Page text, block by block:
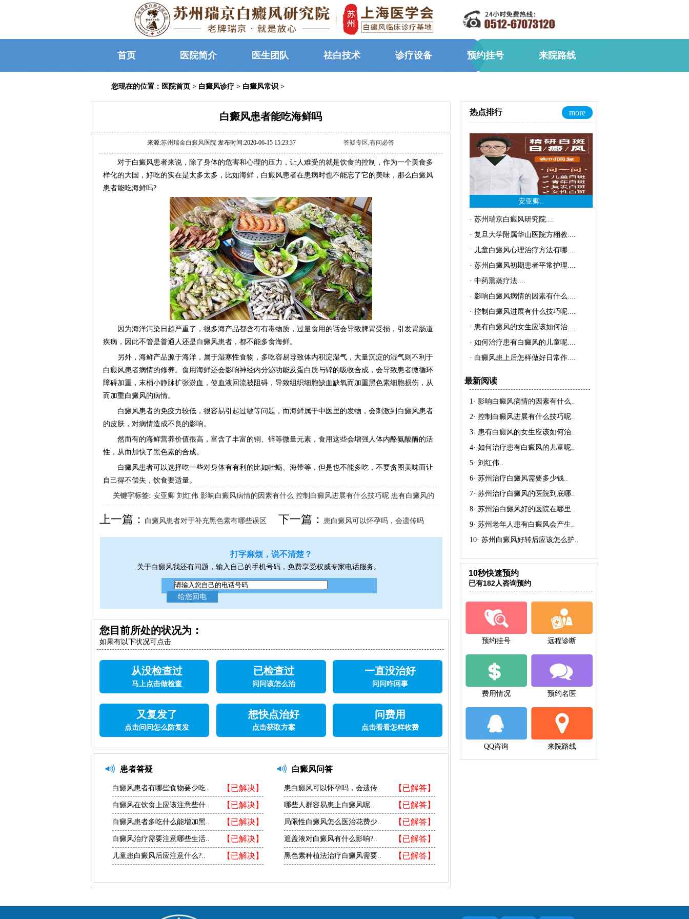
首页 医院简介 医生团队 祛白技术 诊疗设备 预约挂号 来院路线
您现在的位置： 医院首页 > 白癜风诊疗 > 白癜风常识 >
白癜风患者能吃海鲜吗
来源:苏州瑞金白癜风医院 发布时间:2020-06-15 15:23:37 答疑专区,有问必答
对于白癜风患者来说，除了身体的危害和心理的压力，让人难受的就是饮食的控制，作为一个美食多
样化的大国，好吃的实在是太多太多，比如海鲜，白癜风患者在患病时也不能忘了它的美味，那么白癜风
患者能吃海鲜吗?
因为海洋污染日趋严重了，很多海产品都含有有毒物质，过量食用的话会导致脾胃受损，引发胃肠道
疾病，因此不管是普通人还是白癜风患者，都不能多食海鲜。
另外，海鲜产品源于海洋，属于湿寒性食物，多吃容易导致体内积淀湿气，大量沉淀的湿气则不利于
白癜风患者病情的修养。食用海鲜还会影响神经内分泌功能及蛋白质与锌的吸收合成，会导致患者微循环
障碍加重，末梢小静脉扩张淤血，使血液回流被阻碍，导致组织细胞缺血缺氧而加重黑色素细胞损伤，从
而加重白癜风的病情。
白癜风患者的免疫力较低，很容易引起过敏等问题，而海鲜属于中医里的发物，会刺激到白癜风患者
的皮肤，对病情造成不良的影响。
然而有的海鲜营养价值很高，富含了丰富的铜、锌等微量元素，食用这些会增强人体内酪氨酸酶的活
性，从而加快了黑色素的合成。
白癜风患者可以选择吃一些对身体有有利的比如牡蛎、海带等，但是也不能多吃，不要贪图美味而让
自己得不偿失，饮食要适量。
关键字标签: 安亚卿 刘红伟 影响白癜风病情的因素有什么 控制白癜风进展有什么技巧呢 患有白癜风的
女生应该如何治疗呢
上一篇： 白癜风患者对于补充黑色素有哪些误区
呢
下一篇：患白癜风可以怀孕吗，会遗传吗
打字麻烦，说不清楚？
关于白癜风我还有问题，输入自己的手机号码，免费享受权威专家电话服务。
您目前所处的状况为：
如果有以下状况可点击
从没检查过
马上点击做检查
已检查过
问问该怎么治
一直没治好
问问咋回事
又复发了
点击问问怎么防复发
想快点治好
点击获取方案
问费用
点击看看怎样收费
患者答疑
【已解决】
白癜风患者有哪些食物要少吃..
【已解决】
白癜风在饮食上应该注意些什..
【已解决】
白癜风患者多吃什么能增加黑..
【已解决】
白癜风治疗需要注意哪些生活..
【已解决】
儿童患白癜风后应注意什么?..
白癜风问答
【已解答】
患白癜风可以怀孕吗，会遗传..
【已解答】
哪些人群容易患上白癜风呢..
【已解答】
局限性白癜风怎么医治花费少..
【已解答】
遮盖液对白癜风有什么影响?..
【已解答】
黑色素种植法治疗白癜风需要..
热点排行 more
安亚卿..
· 苏州瑞京白癜风研究院....
· 复旦大学附属华山医院方栩教....
· 儿童白癜风心理治疗方法有哪....
· 苏州白癜风初期患者平常护理....
· 中药熏蒸疗法....
· 影响白癜风病情的因素有什么....
· 控制白癜风进展有什么技巧呢....
· 患有白癜风的女生应该如何治....
· 如何治疗患有白癜风的儿童呢....
· 白癜风患上后怎样做好日常作....
最新阅读
1· 影响白癜风病情的因素有什么..
2· 控制白癜风进展有什么技巧呢..
3· 患有白癜风的女生应该如何治..
4· 如何治疗患有白癜风的儿童呢..
5· 刘红伟..
6· 苏州治疗白癜风需要多少钱..
7· 苏州治疗白癜风的医院到底哪..
8· 苏州治白癜风好的医院在哪里 ..
9· 苏州老年人患有白癜风会产生..
10· 苏州白癜风好转后应该怎么护..
10秒快速预约
已有182人咨询预约
预约挂号 远程诊断
费用情况 预约名医
QQ咨询 来院路线